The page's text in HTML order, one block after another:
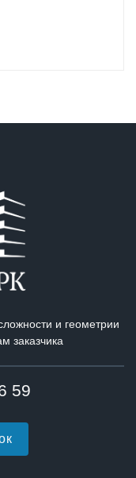
и геометрии
заказчика
59